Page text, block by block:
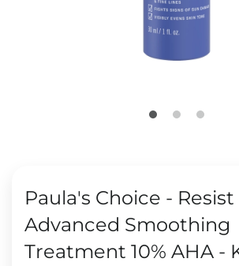
Paula's Choice - Resist
Advanced Smoothing
Treatment 10% AHA -